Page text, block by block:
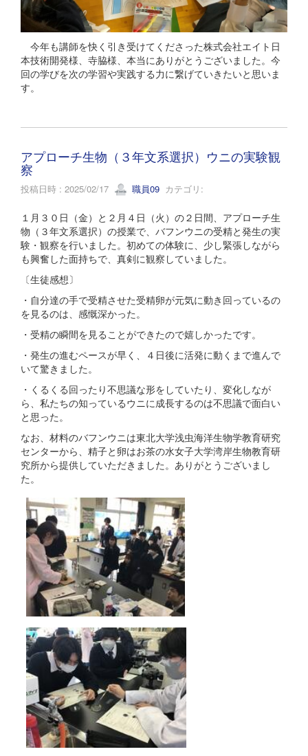
今年も講師を快く引き受けてくださった株式会社エイト日
本技術開発様、寺脇様、本当にありがとうございました。今
回の学びを次の学習や実践する力に繋げていきたいと思いま
す。
アプローチ生物（３年文系選択）ウニの実験観
察
投稿日時 : 2025/02/17 職員09 カテゴリ:
１月３０日（金）と２月４日（火）の２日間、アプローチ生
物（３年文系選択）の授業で、バフンウニの受精と発生の実
験・観察を行いました。初めての体験に、少し緊張しながら
も興奮した面持ちで、真剣に観察していました。
〔生徒感想〕
・自分達の手で受精させた受精卵が元気に動き回っているの
を見るのは、感慨深かった。
・受精の瞬間を見ることができたので嬉しかったです。
・発生の進むペースが早く、４日後に活発に動くまで進んで
いて驚きました。
・くるくる回ったり不思議な形をしていたり、変化しなが
ら、私たちの知っているウニに成長するのは不思議で面白い
と思った。
なお、材料のバフンウニは東北大学浅虫海洋生物学教育研究
センターから、精子と卵はお茶の水女子大学湾岸生物教育研
究所から提供していただきました。ありがとうございまし
た。